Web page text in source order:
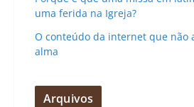
uma ferida na Igreja?
O conteúdo da internet que não
alma
Arquivos